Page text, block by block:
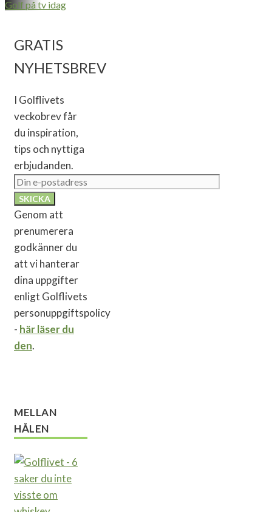
Golf på tv idag
GRATIS
NYHETSBREV
I Golflivets
veckobrev får
du inspiration,
tips och nyttiga
erbjudanden.
Genom att
prenumerera
godkänner du
att vi hanterar
dina uppgifter
enligt Golflivets
personuppgiftspolicy
- här läser du
den.
MELLAN
HÅLEN